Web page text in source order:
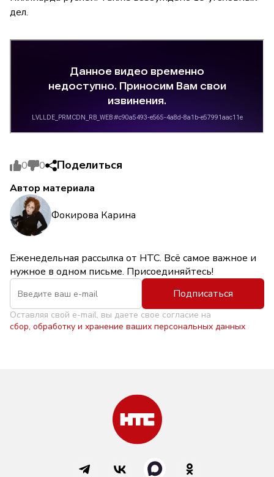
дел.
0 0 Поделиться
Автор материала
Фокирова Карина
Еженедельная рассылка от НТС. Всё самое важное и
нужное в одном письме. Присоединяйтесь!
Подписаться
Оставляя свой e-mail, вы даете свое согласие на
сбор, обработку и хранение ваших персональных данных